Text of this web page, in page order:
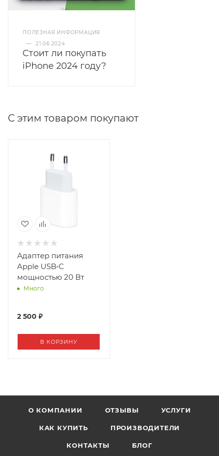
ПОЛЕЗНАЯ ИНФОРМАЦИЯ
—
21.06.2024
Стоит ли покупать
iPhone 2024 году?
С этим товаром покупают
Адаптер питания
Apple USB‑C
мощностью 20 Вт
Много
2 500 ₽
В КОРЗИНУ
О КОМПАНИИ ОТЗЫВЫ УСЛУГИ
КАК КУПИТЬ ПРОИЗВОДИТЕЛИ
КОНТАКТЫ БЛОГ